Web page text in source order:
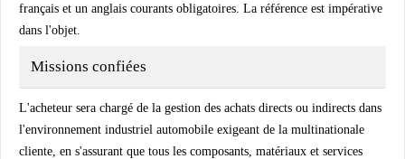
français et un anglais courants obligatoires. La référence est impérative
dans l'objet.
Missions confiées
L'acheteur sera chargé de la gestion des achats directs ou indirects dans
l'environnement industriel automobile exigeant de la multinationale
cliente, en s'assurant que tous les composants, matériaux et services